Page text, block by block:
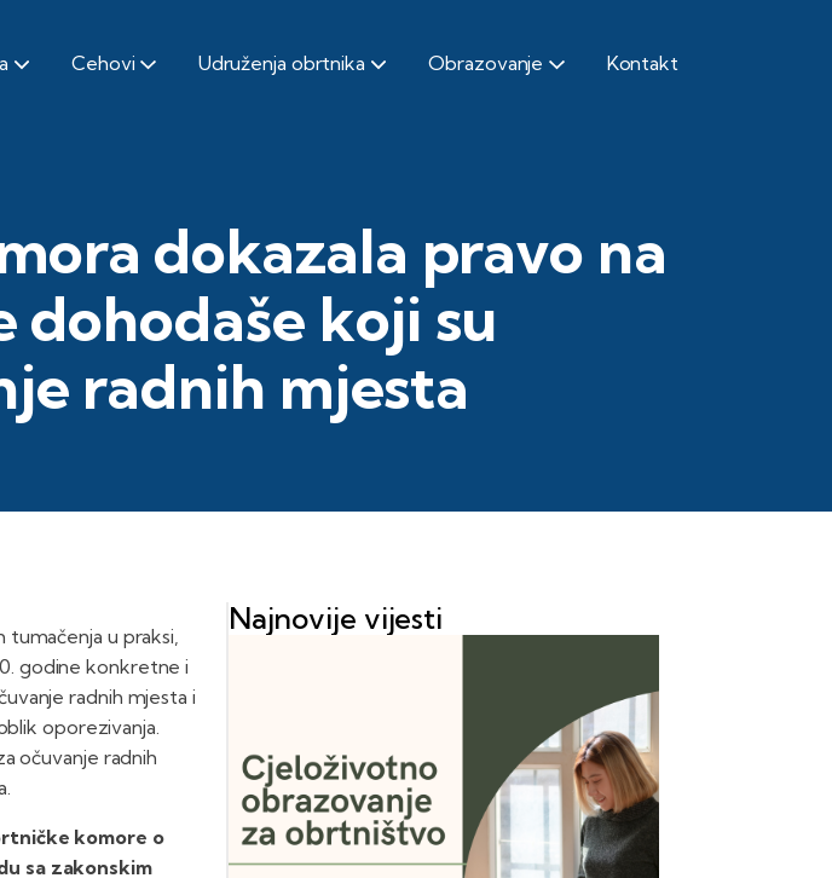
Cehovi Udruženja obrtnika Obrazovanje Kontakt
dokazala pravo na
koji su
radnih mjesta
u praksi,
godine konkretne i
radnih mjesta i
oporezivanja.
očuvanje radnih
komore o
sa zakonskim
Najnovije vijesti